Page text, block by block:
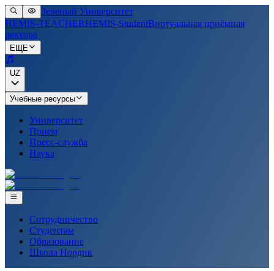
Зеленый Университет
HEMIS-TEACHERHEMIS-StudentВиртуальная приёмная
ректора
ЕЩЕ
UZ
Учебные ресурсы
Университет
Прием
Пресс-служба
Наука
Сотрудничество
Студентам
Образование
Школа Нордик